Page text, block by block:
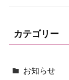
カテゴリー
お知らせ